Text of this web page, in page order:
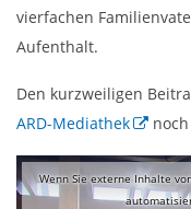
vierfachen
Aufenthalt.
Den kurzweiligen
ARD-Mediathek
Wenn Sie externe Inhalte